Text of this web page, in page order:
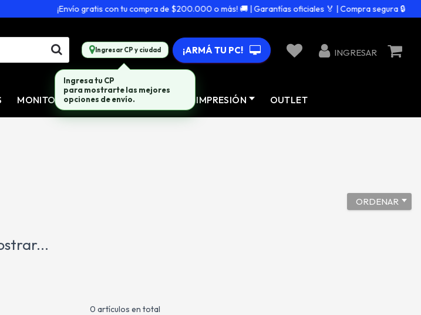
¡Envío gratis con tu compra de $200.000 o más! 🚚 | Garantías oficiales 🏅 | Compra segura 🔒
Ingresar CP y ciudad ¡ARMÁ TU PC! INGRESAR
MONITORES CONECTIVIDAD IMPRESIÓN OUTLET
ORDENAR
0 artículos en total
Ingresa tu CP
para mostrarte las mejores
opciones de envío.